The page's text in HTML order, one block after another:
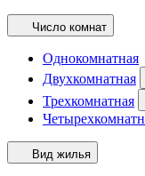
Число комнат
Однокомнатная
Двухкомнатная
Трехкомнатная
Вид жилья